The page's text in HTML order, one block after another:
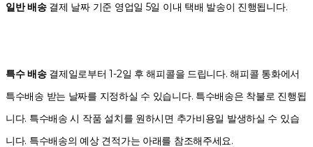
일반 배송결제 날짜 기준 영업일 5일 이내 택배 발송이 진행됩니다.
특수 배송결제일로부터 1-2일 후 해피콜을 드립니다. 해피콜 통화에서
특수배송 받는 날짜를 지정하실 수 있습니다. 특수배송은 착불로 진행됩
니다. 특수배송 시 작품 설치를 원하시면 추가비용일 발생하실 수 있습
니다. 특수배송의 예상 견적가는 아래를 참조해주세요.